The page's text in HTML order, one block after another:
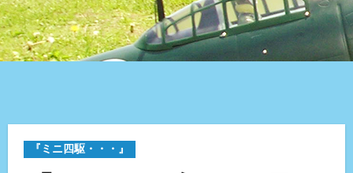
『ミニ四駆・・・』